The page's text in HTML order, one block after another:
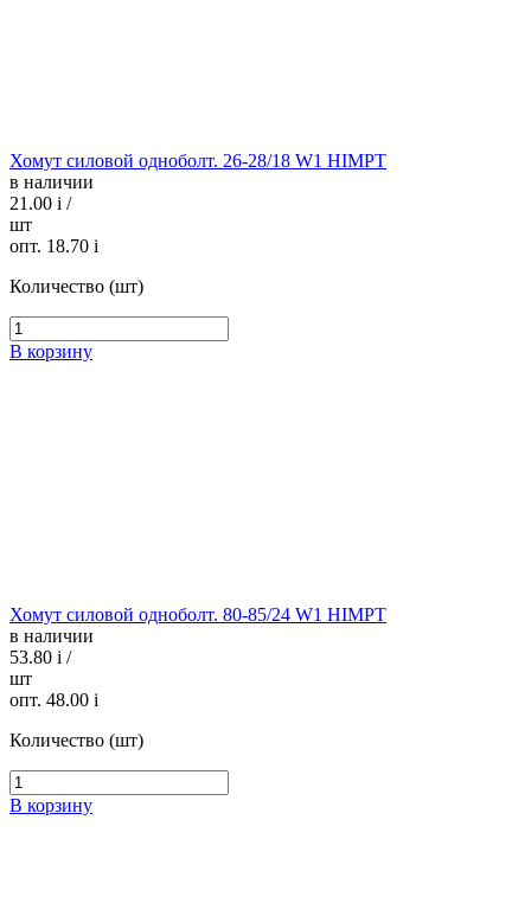
Хомут силовой одноболт. 26-28/18 W1 HIMPT
в наличии
21.00 i /
шт
опт. 18.70 i
Количество (шт)
В корзину
Хомут силовой одноболт. 80-85/24 W1 HIMPT
в наличии
53.80 i /
шт
опт. 48.00 i
Количество (шт)
В корзину